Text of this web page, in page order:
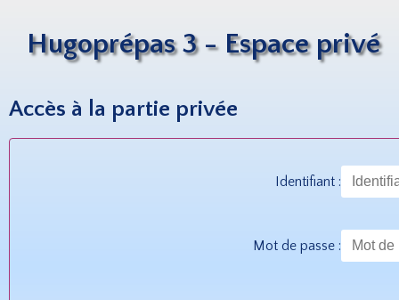
Hugoprépas 3 - Espace privé
Accès à la partie privée
Identifiant :
Mot de passe :